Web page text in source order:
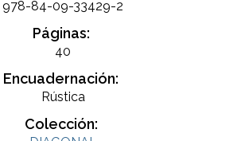
978-84-09-33429-2
Páginas:
40
Encuadernación:
Rústica
Colección: